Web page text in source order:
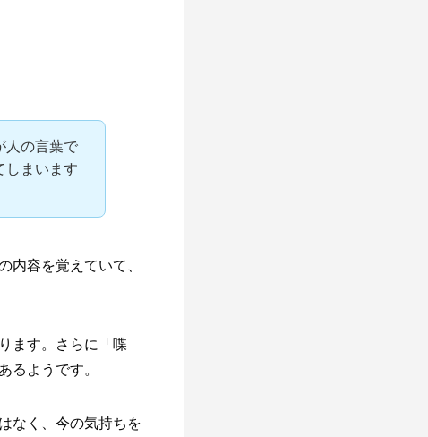
人の言葉で
しまいます
内容を覚えていて、
ます。さらに「喋
るようです。
なく、今の気持ちを